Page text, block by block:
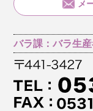
メ
バラ課：バラ生